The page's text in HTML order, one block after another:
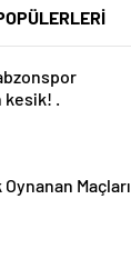
.
Maçları